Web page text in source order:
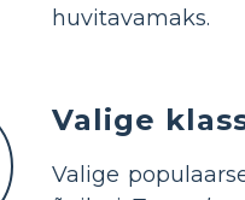
huvitavamaks.
Valige
Valige